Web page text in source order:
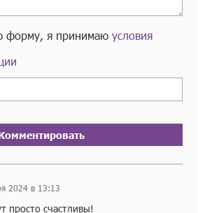
форму, я принимаюусловия
2024 в 13:13
просто счастливы!